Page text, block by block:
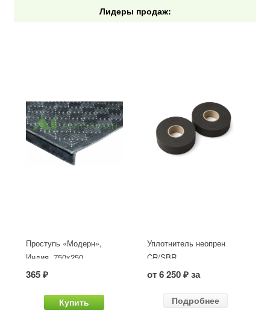
Лидеры продаж:
Проступь «Модерн»,
Индия, 750x250
365 ₽
Купить
Уплотнитель неопрен
CR/SBR
от 6 250 ₽ за
Подробнее